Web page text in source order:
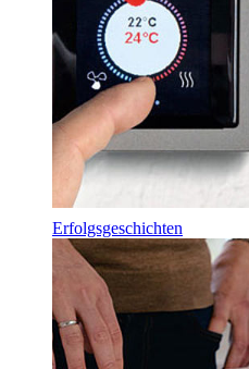
Erfolgsgeschichten